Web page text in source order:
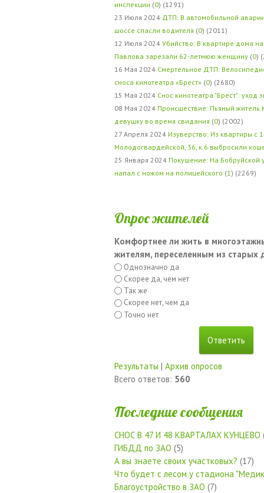
инспекции (0) (1291)
23 Июля 2024 ДТП: В автомобильной
шоссе спасли водителя (0) (2011)
12 Июля 2024 Убийство: В квартире дома
Павлова зарезали 62-летнюю женщину (0)
16 Мая 2024 Смертельное ДТП:
сноса кинотеатра «Брест» (0) (2680)
15 Мая 2024 Снос кинотеатра "Брест": уход
08 Мая 2024 Происшествие: Пьяный житель
девушку во время свидания (0) (2002)
27 Апреля 2024 Изуверство: Из квартиры с
Молодогвардейской, 36, к.6 выбросили
25 Января 2024 Покушение: На Бобруйской
напал с ножом на полицейского (1 ) (2269)
Опрос жителей
Комфортнее ли жить в
жителям, переселенным из старых
Однозначно да
Скорее да, чем нет
Так же
Скорее нет, чем да
Точно нет
Результаты | Архив опросов
Всего ответов: 560
Последние сообщения
СНОС В 47 И 48 КВАРТАЛАХ КУНЦЕВО
ГИБДД по ЗАО (5)
А вы знаете своих участковых? (17)
Что будет с лесом у стадиона
Благоустройство в ЗАО (7)